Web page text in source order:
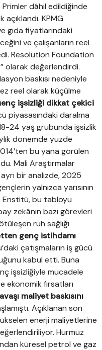
Primler dâhil edildiğinde
KPMG
gıda fiyatlarındaki
ve çalışanların reel
Resolution Foundation
olarak değerlendirdi.
baskısı nedeniyle
reel olarak küçülme
işsizliği dikkat çekici
piyasasındaki daralma
24 yaş grubunda işsizlik
dönemde yüzde
bu yana görülen
Mali Araştırmalar
bir analizde, 2025
yalnızca yarısının
Enstitü, bu tabloyu
zekânın bazı görevleri
ruh sağlığı
genç istihdamı
çatışmaların iş gücü
kabul etti. Buna
işsizliğiyle mücadele
ekonomik fırsatları
maliyet baskısını
Açıklanan son
enerji maliyetlerine
Hürmüz
küresel petrol ve gaz